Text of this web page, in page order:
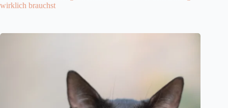
wirklich brauchst